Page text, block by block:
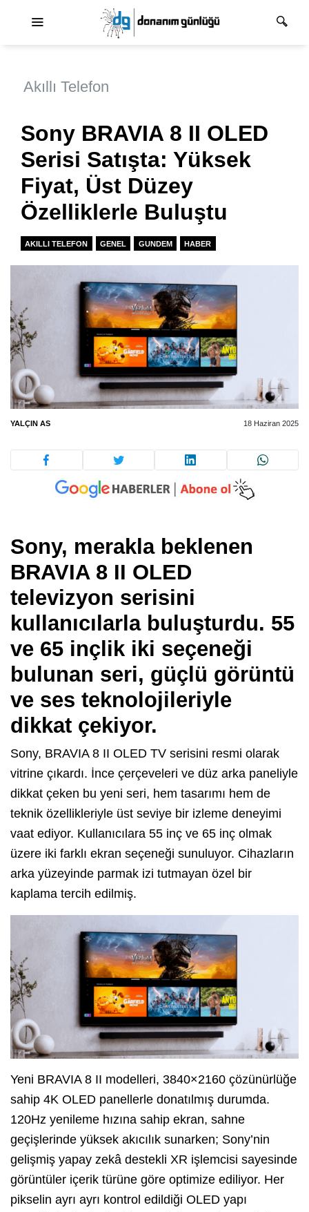
Akıllı Telefon
Sony BRAVIA 8 II OLED
Serisi Satışta: Yüksek
Fiyat, Üst Düzey
Özelliklerle Buluştu
AKILLI TELEFON GENEL GUNDEM HABER
YALÇIN AS 18 Haziran 2025
Sony, merakla beklenen
BRAVIA 8 II OLED
televizyon serisini
kullanıcılarla buluşturdu. 55
ve 65 inçlik iki seçeneği
bulunan seri, güçlü görüntü
ve ses teknolojileriyle
dikkat çekiyor.
Sony, BRAVIA 8 II OLED TV serisini resmi olarak
vitrine çıkardı. İnce çerçeveleri ve düz arka paneliyle
dikkat çeken bu yeni seri, hem tasarımı hem de
teknik özellikleriyle üst seviye bir izleme deneyimi
vaat ediyor. Kullanıcılara 55 inç ve 65 inç olmak
üzere iki farklı ekran seçeneği sunuluyor. Cihazların
arka yüzeyinde parmak izi tutmayan özel bir
kaplama tercih edilmiş.
Yeni BRAVIA 8 II modelleri, 3840×2160 çözünürlüğe
sahip 4K OLED panellerle donatılmış durumda.
120Hz yenileme hızına sahip ekran, sahne
geçişlerinde yüksek akıcılık sunarken; Sony’nin
gelişmiş yapay zekâ destekli XR işlemcisi sayesinde
görüntüler içerik türüne göre optimize ediliyor. Her
pikselin ayrı ayrı kontrol edildiği OLED yapı